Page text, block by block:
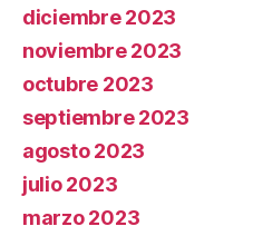
diciembre 2023
noviembre 2023
octubre 2023
septiembre 2023
agosto 2023
julio 2023
marzo 2023